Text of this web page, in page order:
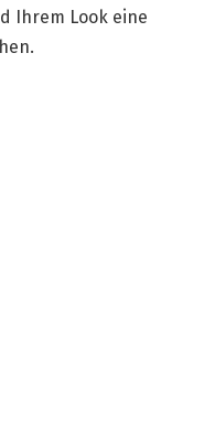
Ihrem Look eine